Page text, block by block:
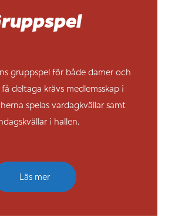
gruppspel för både damer och
deltaga krävs medlemsskap i
spelas vardagkvällar samt
i hallen.
Läs mer